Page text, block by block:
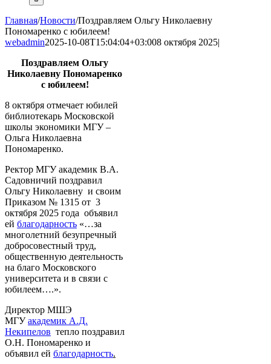
Главная/Новости/Поздравляем Ольгу Николаевну
Пономаренко с юбилеем!
webadmin2025-10-08T15:04:04+03:008 октября 2025|
Поздравляем Ольгу
Николаевну Пономаренко
с юбилеем!
8 октября отмечает юбилей
библиотекарь Московской
школы экономики МГУ –
Ольга Николаевна
Пономаренко.
Ректор МГУ академик В.А.
Садовничий поздравил
Ольгу Николаевну и своим
Приказом № 1315 от 3
октября 2025 года объявил
ей благодарность «…за
многолетний безупречный
добросовестный труд,
общественную деятельность
на благо Московского
университета и в связи с
юбилеем….».
Директор МШЭ
МГУакадемик А.Д.
Некипелов тепло поздравил
О.Н. Пономаренко и
объявил ей благодарность.